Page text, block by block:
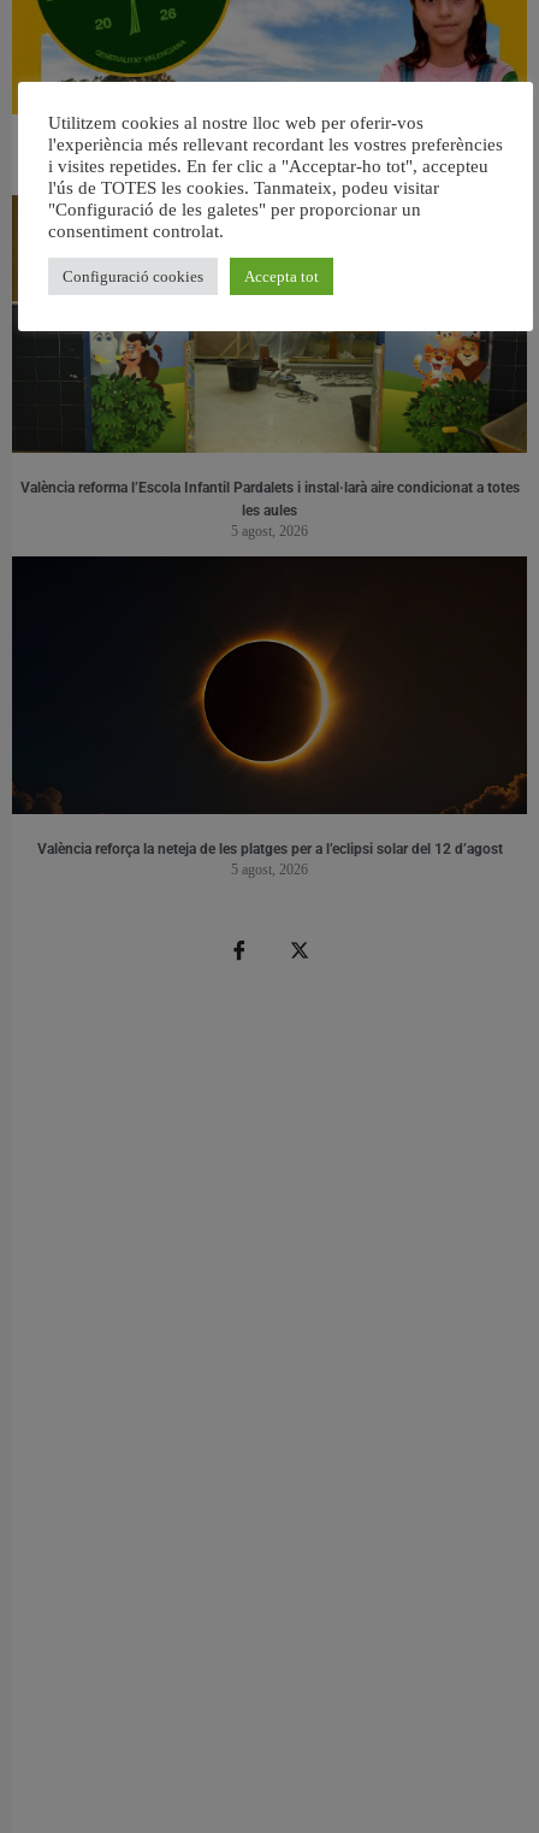
👀 Una mirada atenta puede marcar la diferencia.
31 juliol, 2026
València reforma l’Escola Infantil Pardalets i instal·larà aire condicionat a totes
les aules
5 agost, 2026
València reforça la neteja de les platges per a l’eclipsi solar del 12 d’agost
5 agost, 2026
Utilitzem cookies al nostre lloc web per oferir-vos
l'experiència més rellevant recordant les vostres preferències
i visites repetides. En fer clic a "Acceptar-ho tot", accepteu
l'ús de TOTES les cookies. Tanmateix, podeu visitar
"Configuració de les galetes" per proporcionar un
consentiment controlat.
Configuració cookies Accepta tot